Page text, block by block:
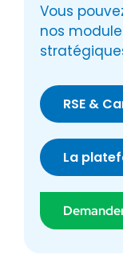
Vous
nos
RSE &
La